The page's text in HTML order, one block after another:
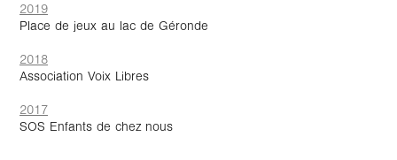
2019
Place de jeux au lac de Géronde
2018
AssociationVoix Libres
2017
SOS Enfants de chez nous